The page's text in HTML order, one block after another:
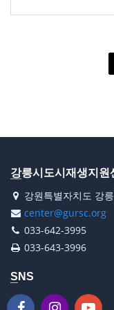
강릉시도시재생지원
강원특별자치도 강
center@gursc.org
033-642-3995
033-643-3996
SNS